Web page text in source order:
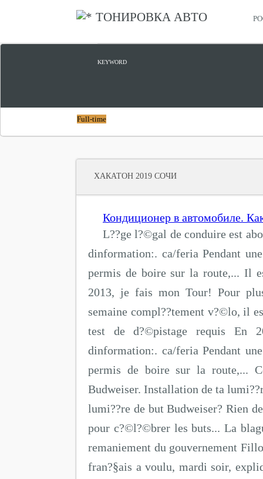
ТОНИРОВКА АВТО
KEYWORD
Full-time
ХАКАТОН 2019 СОЧИ
Кондиционер в автомобиле.
L??ge l?©gal de conduire est
dinformation:. ca/feria Pendant
permis de boire sur la route,... Il
2013, je fais mon Tour! Pour
semaine compl??tement v?©lo, il
test de d?©pistage requis En
dinformation:. ca/feria Pendant
permis de boire sur la route,...
Budweiser. Installation de ta
lumi??re de but Budweiser? Rien
pour c?©l?©brer les buts... La
remaniement du gouvernement
fran?§ais a voulu, mardi soir,